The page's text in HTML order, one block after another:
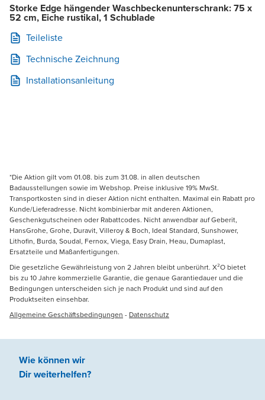
Storke Edge hängender Waschbeckenunterschrank: 75 x
52 cm, Eiche rustikal, 1 Schublade
Teileliste
Technische Zeichnung
Installationsanleitung
*Die Aktion gilt vom 01.08. bis zum 31.08. in allen deutschen
Badausstellungen sowie im Webshop. Preise inklusive 19% MwSt.
Transportkosten sind in dieser Aktion nicht enthalten. Maximal ein Rabatt pro
Kunde/Lieferadresse. Nicht kombinierbar mit anderen Aktionen,
Geschenkgutscheinen oder Rabattcodes. Nicht anwendbar auf Geberit,
HansGrohe, Grohe, Duravit, Villeroy & Boch, Ideal Standard, Sunshower,
Lithofin, Burda, Soudal, Fernox, Viega, Easy Drain, Heau, Dumaplast,
Ersatzteile und Maßanfertigungen.
Die gesetzliche Gewährleistung von 2 Jahren bleibt unberührt. X²O bietet
bis zu 10 Jahre kommerzielle Garantie, die genaue Garantiedauer und die
Bedingungen unterscheiden sich je nach Produkt und sind auf den
Produktseiten einsehbar.
Allgemeine Geschäftsbedingungen - Datenschutz
Wie können wir
Dir weiterhelfen?